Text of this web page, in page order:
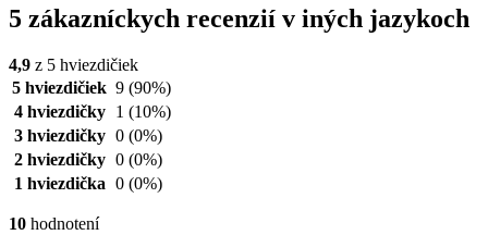
5 zákazníckych recenzií v iných jazykoch
4,9 z 5 hviezdičiek
5 hviezdičiek 9 (90%)
4 hviezdičky
1 (10%)
3 hviezdičky 0 (0%)
2 hviezdičky 0 (0%)
1 hviezdička 0 (0%)
10 hodnotení